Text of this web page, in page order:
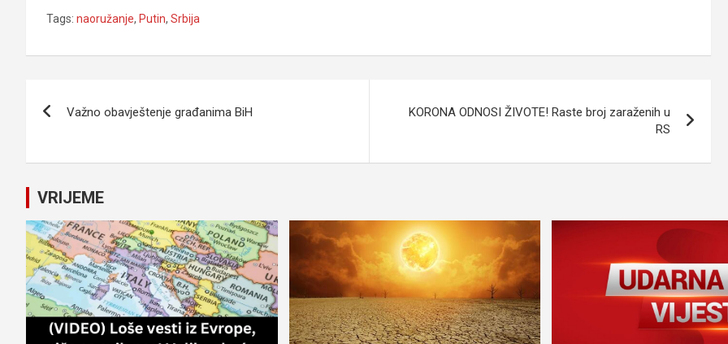
Tags: naoružanje, Putin, Srbija
Važno obavještenje građanima BiH
KORONA ODNOSI ŽIVOTE! Raste broj zaraženih u
RS
VRIJEME